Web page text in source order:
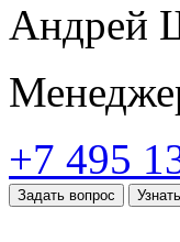
Андрей
+7 495
Задать вопрос